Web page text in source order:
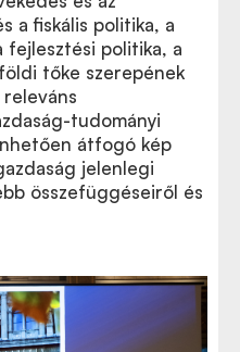
a fiskális politika, a
fejlesztési politika, a
tőke szerepének
tudományi
átfogó kép
jelenlegi
összefüggéseiről és